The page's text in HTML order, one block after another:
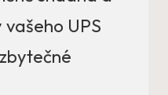
UPS